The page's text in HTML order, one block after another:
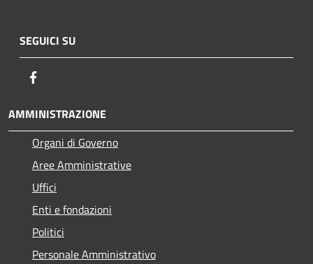
SEGUICI SU
AMMINISTRAZIONE
Organi di Governo
Aree Amministrative
Uffici
Enti e fondazioni
Politici
Personale Amministrativo